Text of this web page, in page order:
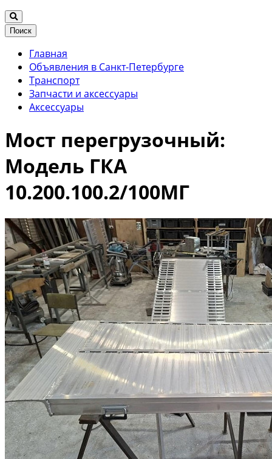
Поиск
Главная
Объявления в Санкт-Петербурге
Транспорт
Запчасти и аксессуары
Аксессуары
Мост перегрузочный:
Модель ГКА
10.200.100.2/100МГ